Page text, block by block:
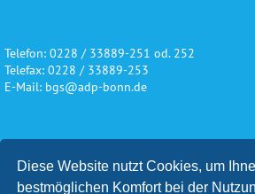
Diese Website nutzt Cookies, um
bestmöglichen Komfort bei der
Telefon: 0228 / 33889-251 od. 252
Telefax: 0228 / 33889-253
E-Mail: bgs@adp-bonn.de
Wir danken für die freundliche
Unterstützung und Förderung